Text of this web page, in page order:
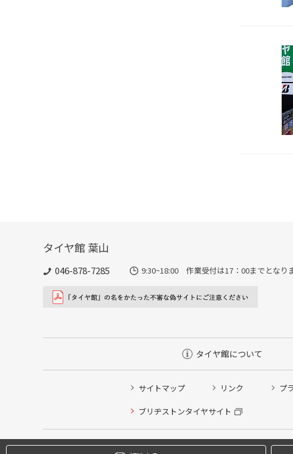
タイヤ館 葉山
046-878-7285 9:30~18:00 作業受付は17：00までとなりま
タイヤ館について
サイトマップ リンク プ
ブリヂストンタイヤサイト
タイヤ点検・安全点検/タイヤ履き替え/オイル交換/その他ピット
クローク契約会員専用タイヤ履き替え※タイヤ履き替えを希望
本日のタイヤ履き替え順番待ち予約 ※クローク契約会員の方はご